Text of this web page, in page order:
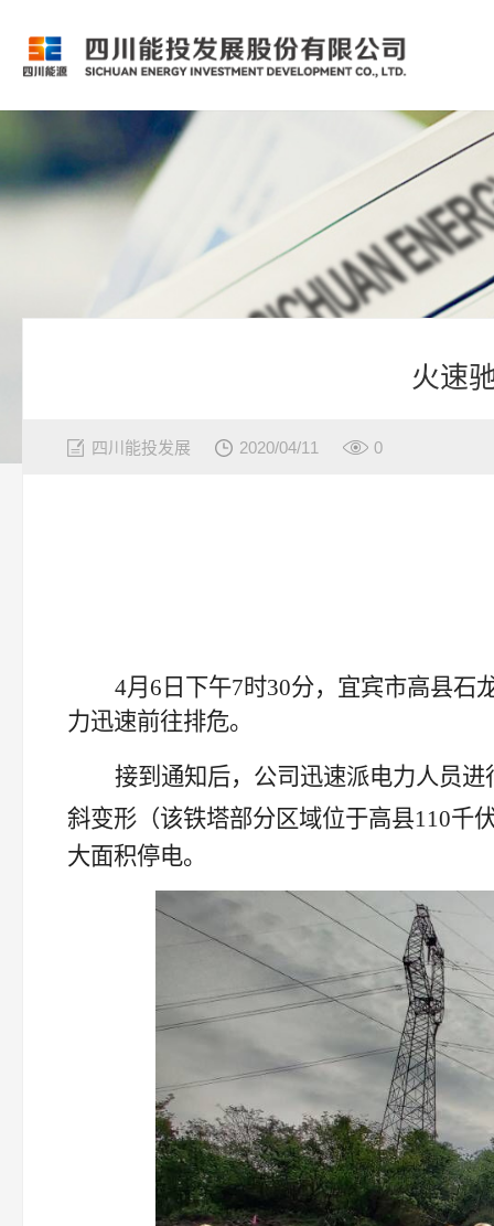
火速
四川能投发展 2020/04/11 0
4月6日下午7时30分， 宜宾市高县石
力迅速前往排危。
接到通知后，公司迅速派电力人员进
斜变形 （该铁塔部分区域位于高县110千
大面积停电。